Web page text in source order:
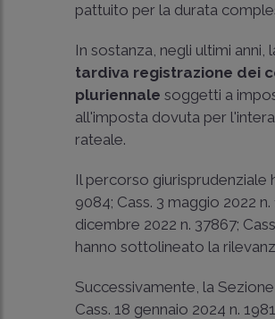
pattuito per la durata
In sostanza, negli ultimi
tardiva registrazione dei
pluriennale soggetti a
all'imposta dovuta per
rateale.
Il percorso giurisprudenziale
9084; Cass. 3 maggio 2022 n.
dicembre 2022 n. 37867;
hanno sottolineato la
Successivamente, la
Cass. 18 gennaio 2024 n. 1981